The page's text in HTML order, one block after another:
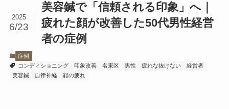
美容鍼で「信頼される印象」へ｜
疲れた顔が改善した50代男性経営
者の症例
2025
6/23
症例
コンディショニング
印象改善 名東区 男性 疲れな抜けない
経営者
美容鍼
自律神経 顔の疲れ